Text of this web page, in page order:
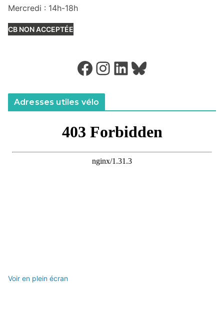
Mercredi : 14h-18h
CB NON ACCEPTÉE
Facebook Instagram LinkedIn Bluesky
Adresses utiles vélo
Voir en plein écran